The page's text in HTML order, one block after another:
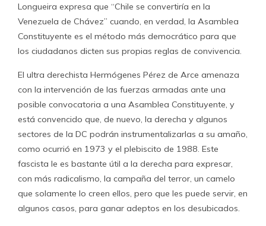
Longueira expresa que “Chile se convertiría en la
Venezuela de Chávez” cuando, en verdad, la Asamblea
Constituyente es el método más democrático para que
los ciudadanos dicten sus propias reglas de convivencia.
El ultra derechista Hermógenes Pérez de Arce amenaza
con la intervención de las fuerzas armadas ante una
posible convocatoria a una Asamblea Constituyente, y
está convencido que, de nuevo, la derecha y algunos
sectores de la DC podrán instrumentalizarlas a su amaño,
como ocurrió en 1973 y el plebiscito de 1988. Este
fascista le es bastante útil a la derecha para expresar,
con más radicalismo, la campaña del terror, un camelo
que solamente lo creen ellos, pero que les puede servir, en
algunos casos, para ganar adeptos en los desubicados.